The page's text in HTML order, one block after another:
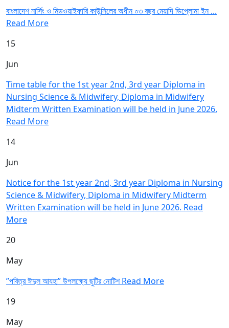
বাংলাদেশ নার্সিং ও মিডওয়াইফারি কাউন্সিলের অধীন ০৩ বছর মেয়াদি ডিপ্লোমা ইন ...
Read More
15
Jun
Time table for the 1st year 2nd, 3rd year Diploma in
Nursing Science & Midwifery, Diploma in Midwifery
Midterm Written Examination will be held in June 2026.
Read More
14
Jun
Notice for the 1st year 2nd, 3rd year Diploma in Nursing
Science & Midwifery, Diploma in Midwifery Midterm
Written Examination will be held in June 2026. Read
More
20
May
”পবিত্র ঈদুল আযহা” উপলক্ষ্যে ছুটির নোটিশRead More
19
May